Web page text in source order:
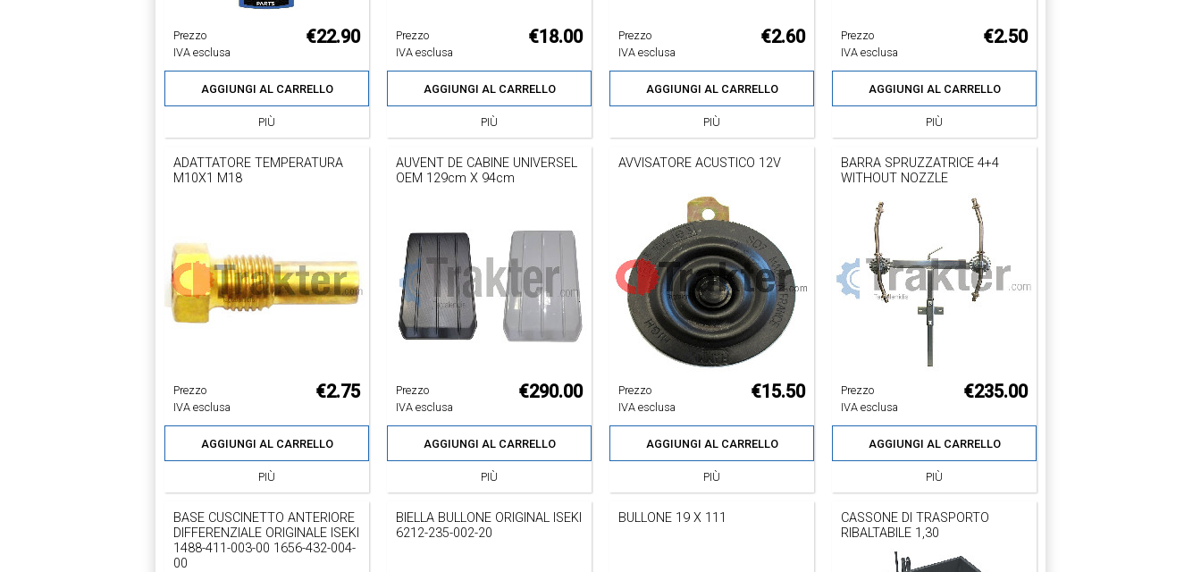
Prezzo
IVA esclusa
€22.90
AGGIUNGI AL CARRELLO
PIÙ
Prezzo
IVA esclusa
€18.00
AGGIUNGI AL CARRELLO
PIÙ
Prezzo
IVA esclusa
€2.60
AGGIUNGI AL CARRELLO
PIÙ
Prezzo
IVA esclusa
€2.50
AGGIUNGI AL CARRELLO
PIÙ
ADATTATORE TEMPERATURA
M10X1 M18
Prezzo
IVA esclusa
€2.75
AGGIUNGI AL CARRELLO
PIÙ
AUVENT DE CABINE UNIVERSEL
OEM 129cm X 94cm
Prezzo
IVA esclusa
€290.00
AGGIUNGI AL CARRELLO
PIÙ
AVVISATORE ACUSTICO 12V
Prezzo
IVA esclusa
€15.50
AGGIUNGI AL CARRELLO
PIÙ
BARRA SPRUZZATRICE 4+4
WITHOUT NOZZLE
Prezzo
IVA esclusa
€235.00
AGGIUNGI AL CARRELLO
PIÙ
BASE CUSCINETTO ANTERIORE
DIFFERENZIALE ORIGINALE ISEKI
1488-411-003-00 1656-432-004-
00
BIELLA BULLONE ORIGINAL ISEKI
6212-235-002-20
BULLONE 19 X 111
CASSONE DI TRASPORTO
RIBALTABILE 1,30